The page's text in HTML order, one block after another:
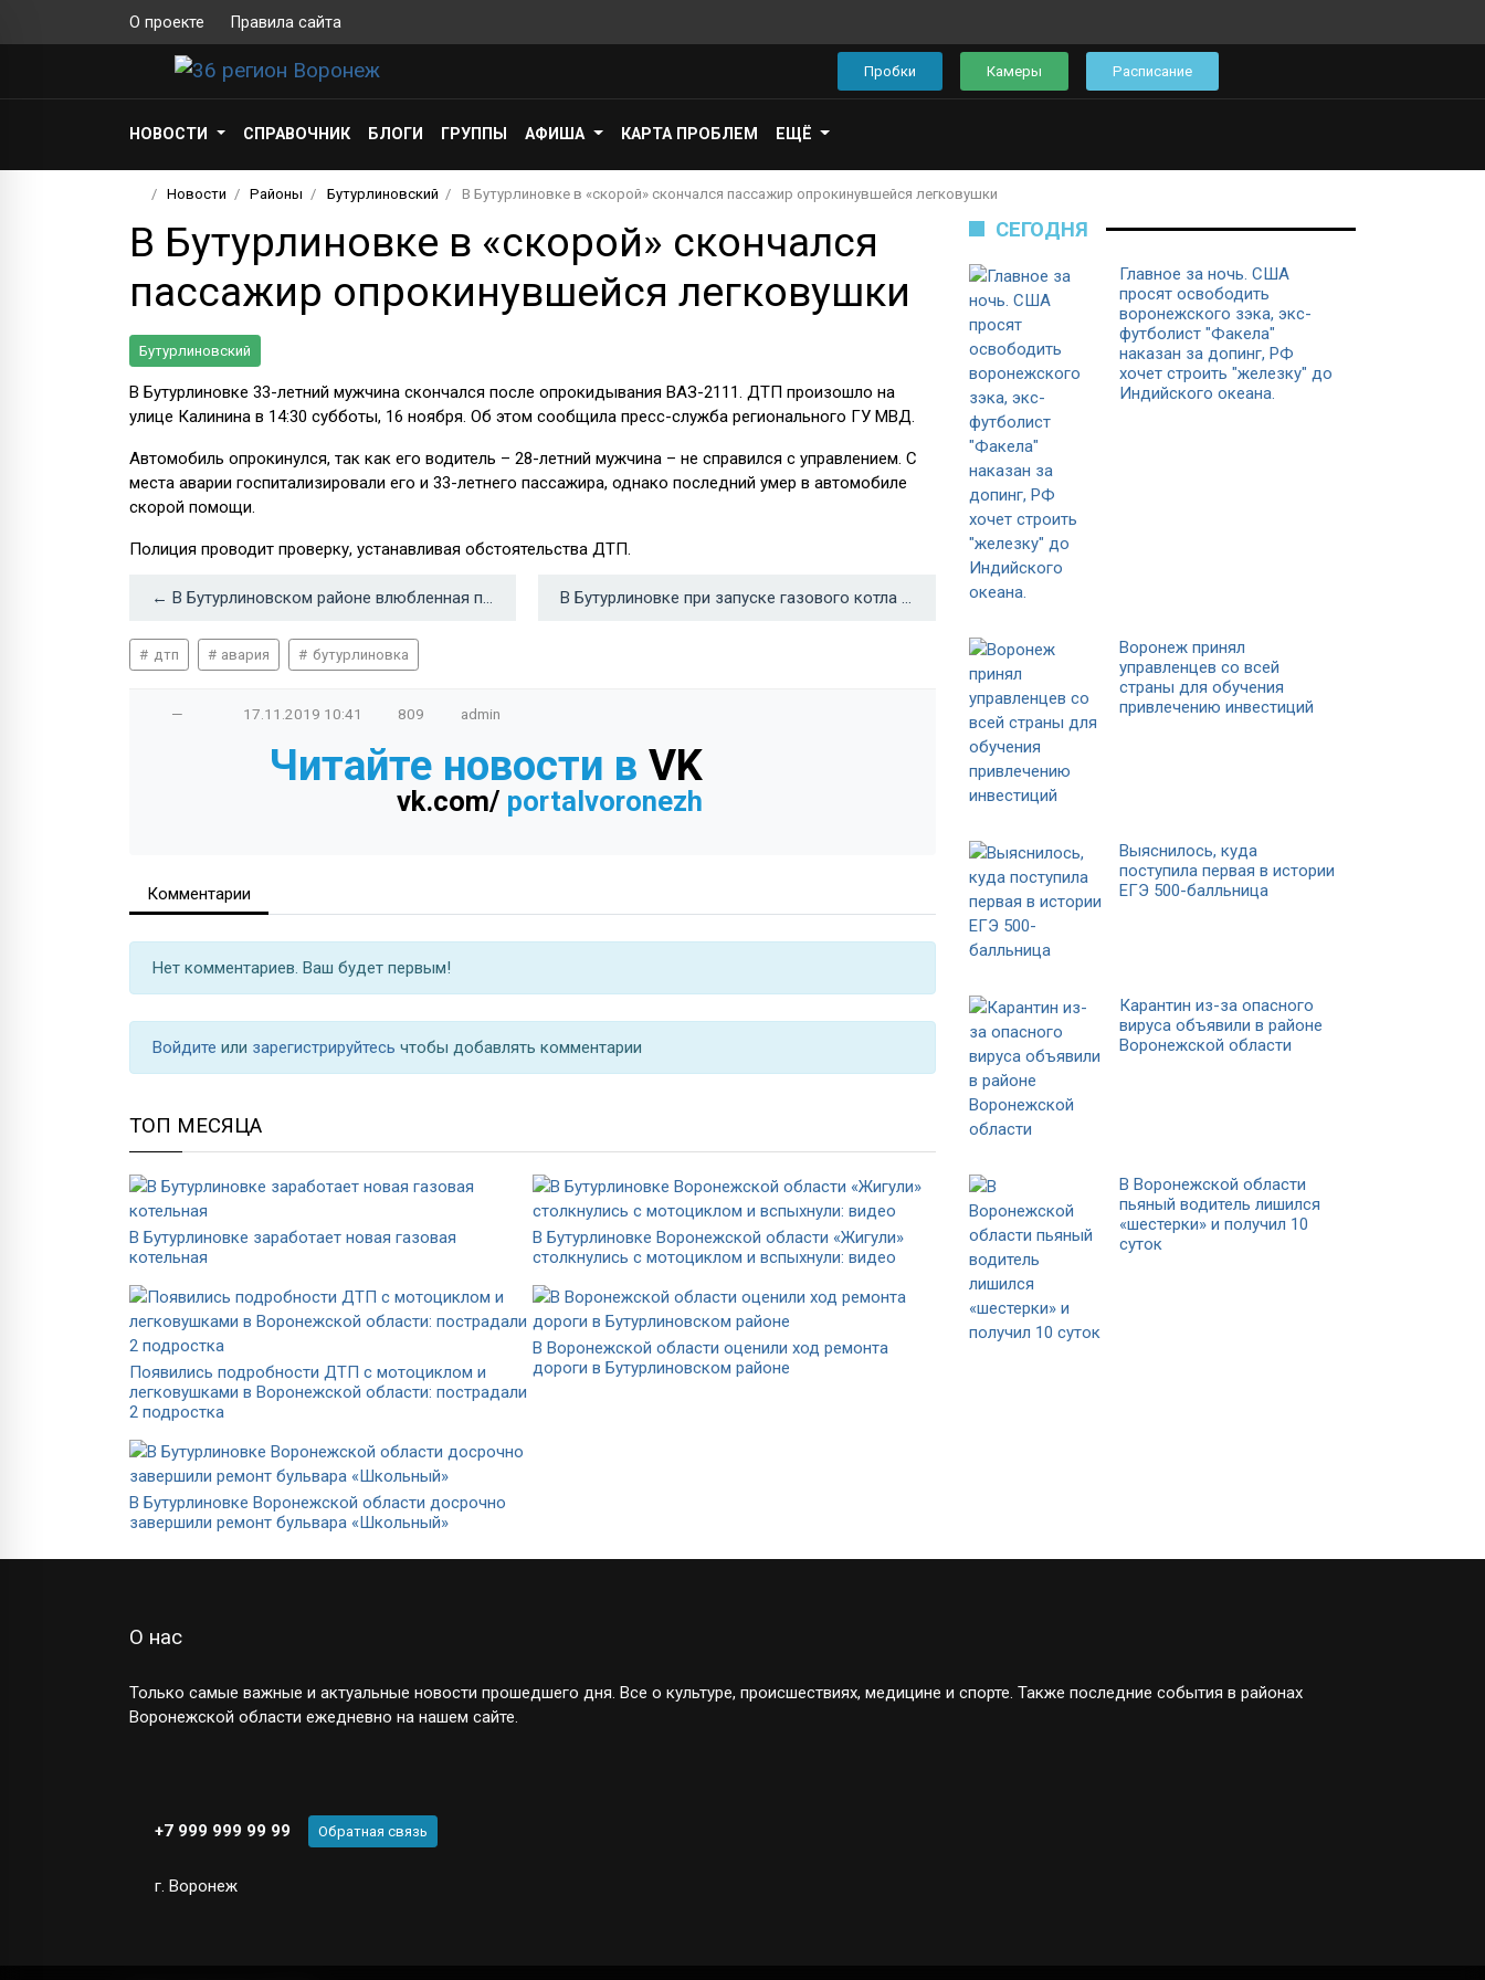
О проекте Правила сайта
Пробки Камеры Расписание
НОВОСТИ СПРАВОЧНИК БЛОГИ ГРУППЫ АФИША КАРТА ПРОБЛЕМ ЕЩЁ
Новости Районы Бутурлиновский В Бутурлиновке в «скорой» скончался пассажир опрокинувшейся легковушки
В Бутурлиновке в «скорой» скончался
пассажир опрокинувшейся легковушки
Бутурлиновский
В Бутурлиновке 33-летний мужчина скончался после опрокидывания ВАЗ-2111. ДТП произошло на
улице Калинина в 14:30 субботы, 16 ноября. Об этом сообщила пресс-служба регионального ГУ МВД.
Автомобиль опрокинулся, так как его водитель – 28-летний мужчина – не справился с управлением. С
места аварии госпитализировали его и 33-летнего пассажира, однако последний умер в автомобиле
скорой помощи.
Полиция проводит проверку, устанавливая обстоятельства ДТП.
← В Бутурлиновском районе влюбленная пенсионерка лишилась сбережений, поверив интернет-ухажеру В Бутурлиновке при запуске газового котла в новостройке прогремел взрыв →
дтп авария бутурлиновка
— 17.11.2019 10:41 809 admin
Читайте новости в VK
vk.com/ portalvoronezh
Комментарии
Нет комментариев. Ваш будет первым!
Войдите или зарегистрируйтесь чтобы добавлять комментарии
ТОП МЕСЯЦА
В Бутурлиновке заработает новая газовая
котельная
В Бутурлиновке Воронежской области «Жигули»
столкнулись с мотоциклом и вспыхнули: видео
Появились подробности ДТП с мотоциклом и
легковушками в Воронежской области: пострадали
2 подростка
В Воронежской области оценили ход ремонта
дороги в Бутурлиновском районе
В Бутурлиновке Воронежской области досрочно
завершили ремонт бульвара «Школьный»
СЕГОДНЯ
Главное за ночь. CША
просят освободить
воронежского зэка, экс-
футболист "Факела"
наказан за допинг, РФ
хочет строить "железку" до
Индийского океана.
Воронеж принял
управленцев со всей
страны для обучения
привлечению инвестиций
Выяснилось, куда
поступила первая в истории
ЕГЭ 500-балльница
Карантин из-за опасного
вируса объявили в районе
Воронежской области
В Воронежской области
пьяный водитель лишился
«шестерки» и получил 10
суток
О нас
Только самые важные и актуальные новости прошедшего дня. Все о культуре, происшествиях, медицине и спорте. Также последние события в районах
Воронежской области ежедневно на нашем сайте.
+7 999 999 99 99 Обратная связь
г. Воронеж